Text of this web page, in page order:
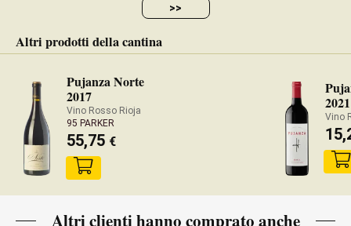
>>
Altri prodotti della cantina
Pujanza Norte
2017
Vino Rosso Rioja
95 PARKER
55,75 €
2021
Vino
Altri clienti hanno comprato anche